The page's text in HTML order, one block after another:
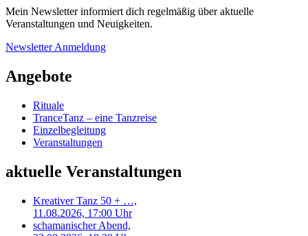
Mein Newsletter informiert dich regelmäßig über aktuelle
Veranstaltungen und Neuigkeiten.
Newsletter Anmeldung
Angebote
Rituale
TranceTanz – eine Tanzreise
Einzelbegleitung
Veranstaltungen
aktuelle Veranstaltungen
Kreativer Tanz 50 + …,
11.08.2026, 17:00 Uhr
schamanischer Abend,